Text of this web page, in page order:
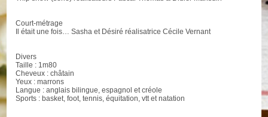
Court-métrage
Il était une fois… Sasha et Désiré réalisatrice Cécile Vernant
Divers
Taille : 1m80
Cheveux : châtain
Yeux : marrons
Langue : anglais bilingue, espagnol et créole
Sports : basket, foot, tennis, équitation, vtt et natation